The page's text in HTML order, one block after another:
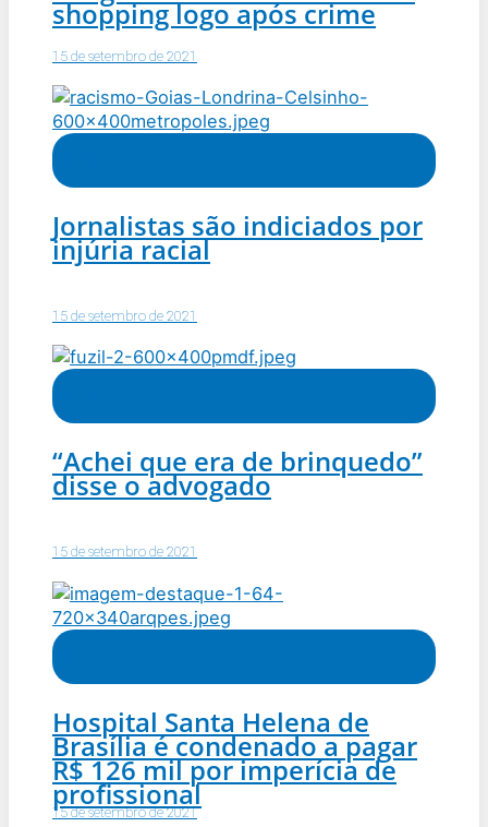
shopping logo após crime
15 de setembro de 2021
Jornalistas são indiciados por
injúria racial
15 de setembro de 2021
“Achei que era de brinquedo”
disse o advogado
15 de setembro de 2021
Hospital Santa Helena de
Brasília é condenado a pagar
R$ 126 mil por imperícia de
profissional
15 de setembro de 2021